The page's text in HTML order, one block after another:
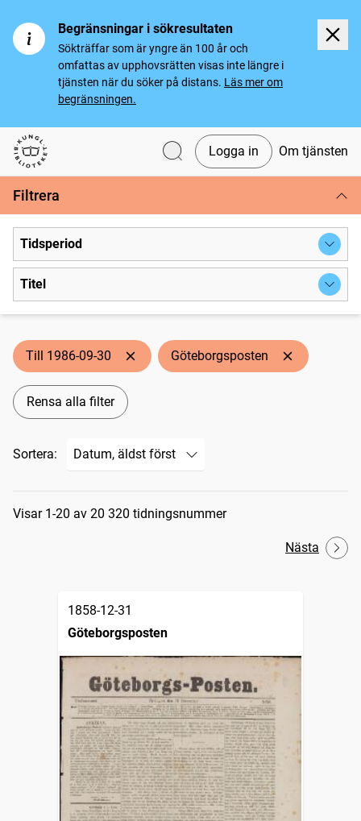
Begränsningar i sökresultaten
Sökträffar som är yngre än 100 år och
omfattas av upphovsrätten visas inte längre i
tjänsten när du söker på distans. Läs mer om
begränsningen.
Svenska tidningar
Logga in Om tjänsten
Filtrera
Tidsperiod
Titel
Till 1986-09-30 Göteborgsposten
Rensa alla filter
Sortera:
Sökresultat
Visar 1-20 av 20 320 tidningsnummer
Nästa
1858-12-31
Göteborgsposten